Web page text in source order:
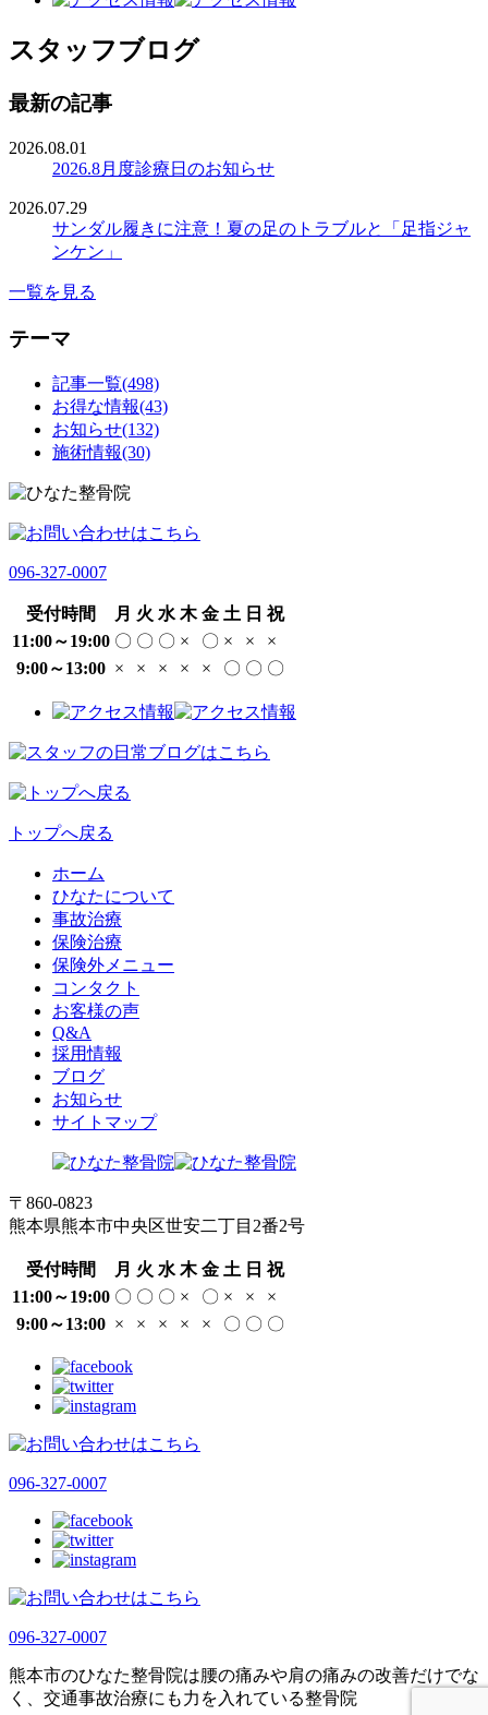
スタッフブログ
最新の記事
2026.08.01
2026.8月度診療日のお知らせ
2026.07.29
サンダル履きに注意！夏の足のトラブルと「足指ジャ
ンケン」
一覧を見る
テーマ
記事一覧(498)
お得な情報(43)
お知らせ(132)
施術情報(30)
096-327-0007
受付時間 月 火 水 木 金 土 日 祝
11:00～19:00 〇 〇 〇 × 〇 × ×
×
9:00～13:00 × × × × × 〇 〇 〇
トップへ戻る
ホーム
ひなたについて
事故治療
保険治療
保険外メニュー
コンタクト
お客様の声
Q&A
採用情報
ブログ
お知らせ
サイトマップ
〒860-0823
熊本県熊本市中央区世安二丁目2番2号
受付時間 月 火 水 木 金 土 日 祝
11:00～19:00 〇 〇 〇 × 〇 × ×
×
9:00～13:00 × × × × × 〇 〇 〇
096-327-0007
096-327-0007
熊本市のひなた整骨院は腰の痛みや肩の痛みの改善だけでな
く、交通事故治療にも力を入れている整骨院